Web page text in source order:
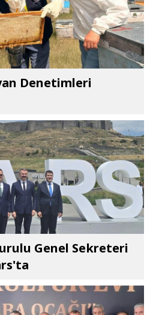
Denetimleri
Genel Sekreteri